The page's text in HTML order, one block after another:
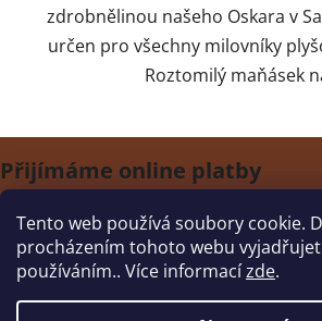
Tento web používá soubory cookie.
procházením tohoto webu
používáním.. Více informacízde.
zdrobnělinou našeho Oskara v
určen pro všechny milovníky
Roztomilý maňásek
Z
á
p
Přijímáme online platby
E-shop suvenýrů